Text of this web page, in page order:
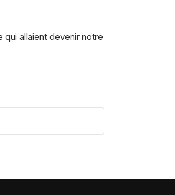
qui allaient devenir notre